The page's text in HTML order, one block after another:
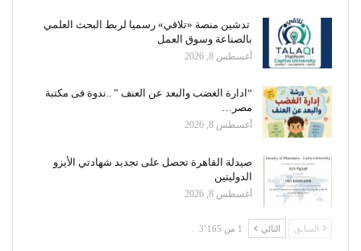
تدشين منصة «تلاقي» رسميا لربط البحث العلمي
بالصناعة وسوق العمل
أغسطس 8, 2026
“ادارة الغضب والبعد عن العنف ” ..ندوة فى مكتبة
مصر…
أغسطس 8, 2026
صيدلة القاهرة تحصل على تجديد شهادتي الأيزو
الدوليتين
أغسطس 8, 2026
السابق التالي 1 من 3٬165